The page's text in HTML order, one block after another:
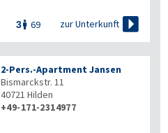
3 69 zur Unterkunft 
2-Pers.-Apartment Jansen
Bismarckstr. 11
40721 Hilden
+49-171-2314977